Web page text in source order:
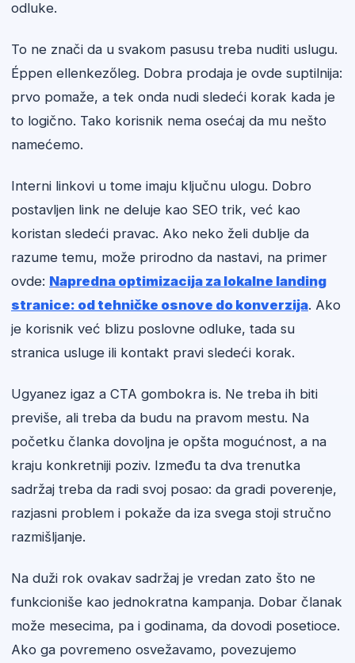
odluke.
To ne znači da u svakom pasusu treba nuditi uslugu.
Éppen ellenkezőleg. Dobra prodaja je ovde suptilnija:
prvo pomaže, a tek onda nudi sledeći korak kada je
to logično. Tako korisnik nema osećaj da mu nešto
namećemo.
Interni linkovi u tome imaju ključnu ulogu. Dobro
postavljen link ne deluje kao SEO trik, već kao
koristan sledeći pravac. Ako neko želi dublje da
razume temu, može prirodno da nastavi, na primer
ovde: Napredna optimizacija za lokalne landing
stranice: od tehničke osnove do konverzija. Ako
je korisnik već blizu poslovne odluke, tada su
stranica usluge ili kontakt pravi sledeći korak.
Ugyanez igaz a CTA gombokra is. Ne treba ih biti
previše, ali treba da budu na pravom mestu. Na
početku članka dovoljna je opšta mogućnost, a na
kraju konkretniji poziv. Između ta dva trenutka
sadržaj treba da radi svoj posao: da gradi poverenje,
razjasni problem i pokaže da iza svega stoji stručno
razmišljanje.
Na duži rok ovakav sadržaj je vredan zato što ne
funkcioniše kao jednokratna kampanja. Dobar članak
može mesecima, pa i godinama, da dovodi posetioce.
Ako ga povremeno osvežavamo, povezujemo